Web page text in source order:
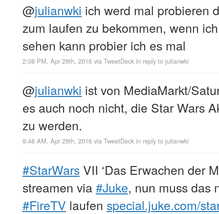
@julianwki ich werd mal probieren
zum laufen zu bekommen, wenn
sehen kann probier ich es mal
2:08 PM, Apr 29th, 2016 via TweetDeck in reply to julianwki
@julianwki ist von MediaMarkt/
es auch noch nicht, die Star Wars
zu werden.
9:48 AM, Apr 29th, 2016 via TweetDeck in reply to julianwki
#StarWars VII ‘Das Erwachen der
streamen via#Juke, nun muss das
#FireTV laufen special.juke.com/